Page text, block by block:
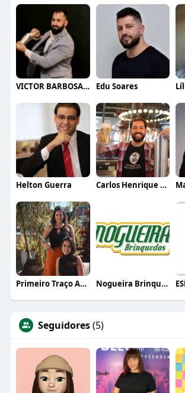
VICTOR BARBOSA QUARANTA Edu Soares
Helton Guerra Carlos Henrique de Faria Vasconcelos
Primeiro Traço Arquitetura Nogueira Brinquedos
Seguidores(5)